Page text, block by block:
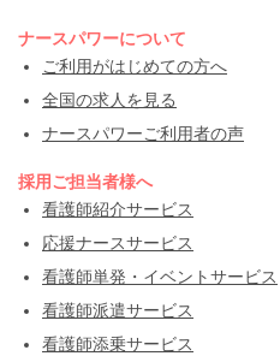
ナースパワーについて
ご利用がはじめての方へ
全国の求人を見る
ナースパワーご利用者の声
採用ご担当者様へ
看護師紹介サービス
応援ナースサービス
看護師単発・イベントサービス
看護師派遣サービス
看護師添乗サービス